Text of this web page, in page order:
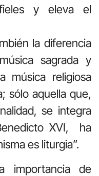
y eleva el
la diferencia
sagrada y
música religiosa
sólo aquella que,
se integra
XVI, ha
es liturgia”.
importancia de